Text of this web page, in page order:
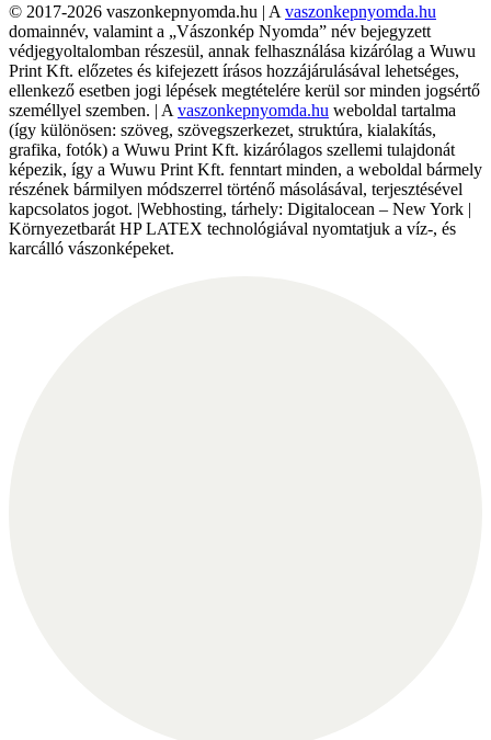
© 2017-2026 vaszonkepnyomda.hu | A vaszonkepnyomda.hu
domainnév, valamint a „Vászonkép Nyomda” név bejegyzett
védjegyoltalomban részesül, annak felhasználása kizárólag a Wuwu
Print Kft. előzetes és kifejezett írásos hozzájárulásával lehetséges,
ellenkező esetben jogi lépések megtételére kerül sor minden jogsértő
személlyel szemben. | A vaszonkepnyomda.hu weboldal tartalma
(így különösen: szöveg, szövegszerkezet, struktúra, kialakítás,
grafika, fotók) a Wuwu Print Kft. kizárólagos szellemi tulajdonát
képezik, így a Wuwu Print Kft. fenntart minden, a weboldal bármely
részének bármilyen módszerrel történő másolásával, terjesztésével
kapcsolatos jogot. |Webhosting, tárhely: Digitalocean – New York |
Környezetbarát HP LATEX technológiával nyomtatjuk a víz-, és
karcálló vászonképeket.